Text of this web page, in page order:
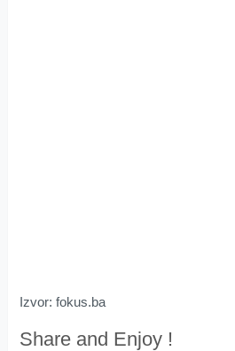
Izvor: fokus.ba
Share and Enjoy !